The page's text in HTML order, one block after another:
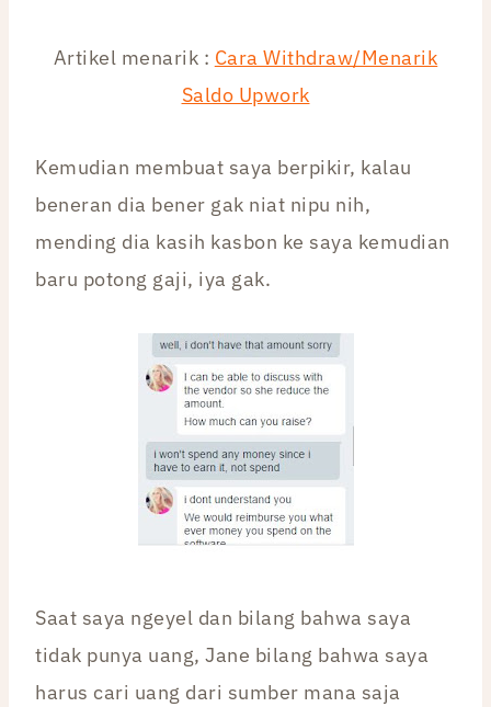
Artikel menarik : Cara Withdraw/Menarik
Saldo Upwork
Kemudian membuat saya berpikir, kalau
beneran dia bener gak niat nipu nih,
mending dia kasih kasbon ke saya kemudian
baru potong gaji, iya gak.
Saat saya ngeyel dan bilang bahwa saya
tidak punya uang, Jane bilang bahwa saya
harus cari uang dari sumber mana saja